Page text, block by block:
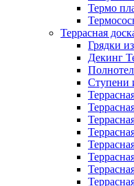
Термо
Террасная
Грядки
Декинг
Ступени